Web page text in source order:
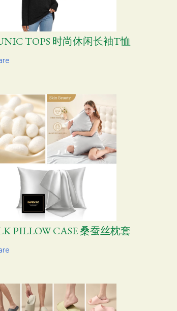
TOPS 时尚休闲长袖T恤
PILLOW CASE 桑蚕丝枕套